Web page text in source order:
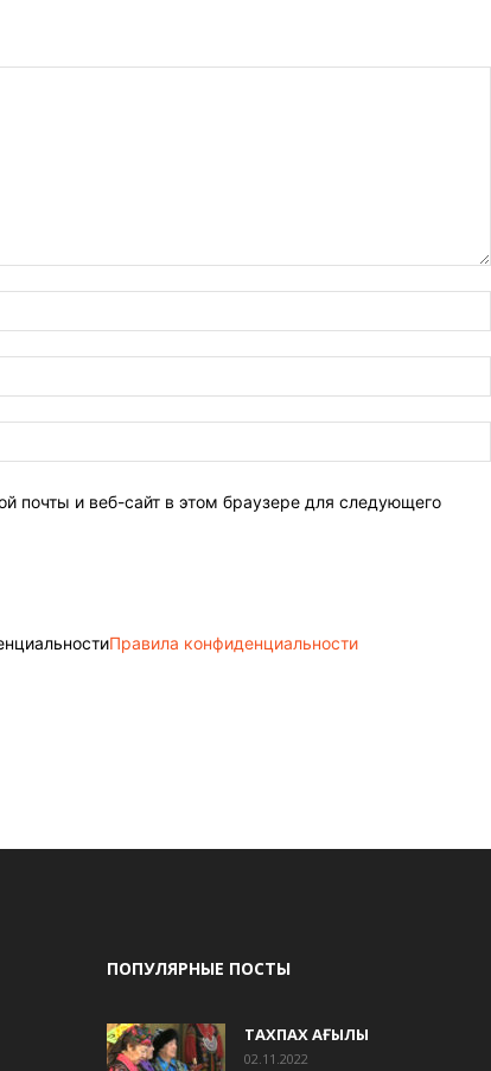
почты и веб-сайт в этом браузере для следующего
Правила конфиденциальности
ПОПУЛЯРНЫЕ ПОСТЫ
ТАХПАХ АҒЫЛЫ
02.11.2022